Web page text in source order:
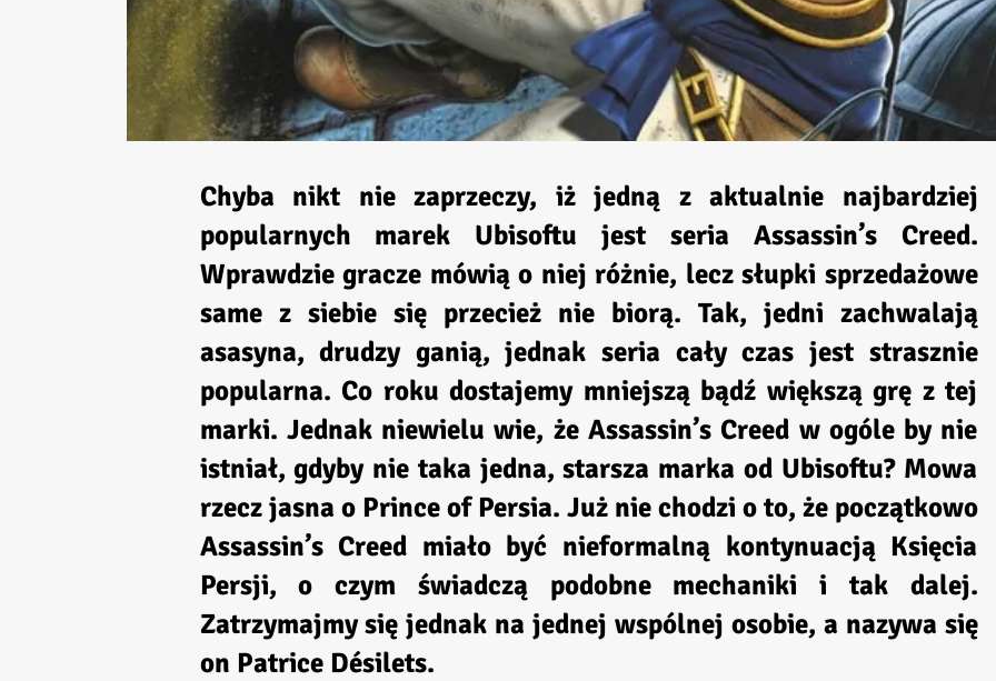
Chyba nikt nie zaprzeczy, iż jedną z aktualnie najbardziej
popularnych marek Ubisoftu jest seria Assassin’s Creed.
Wprawdzie gracze mówią o niej różnie, lecz słupki sprzedażowe
same z siebie się przecież nie biorą. Tak, jedni zachwalają
asasyna, drudzy ganią, jednak seria cały czas jest strasznie
popularna. Co roku dostajemy mniejszą bądź większą grę z tej
marki. Jednak niewielu wie, że Assassin’s Creed w ogóle by nie
istniał, gdyby nie taka jedna, starsza marka od Ubisoftu? Mowa
rzecz jasna o Prince of Persia. Już nie chodzi o to, że początkowo
Assassin’s Creed miało być nieformalną kontynuacją Księcia
Persji, o czym świadczą podobne mechaniki i tak dalej.
Zatrzymajmy się jednak na jednej wspólnej osobie, a nazywa się
on Patrice Désilets.